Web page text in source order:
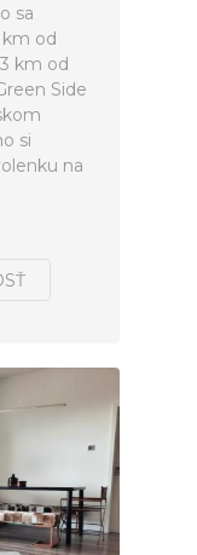
sa
km od
km od
Side
si
na